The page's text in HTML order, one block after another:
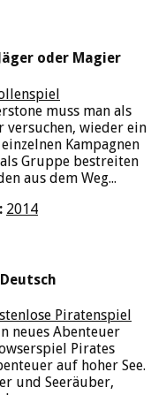
oder Magier
muss man als
versuchen, wieder ein
Kampagnen
Gruppe bestreiten
aus dem Weg...
2014
neues Abenteuer
Pirates
auf hoher See.
und Seeräuber,